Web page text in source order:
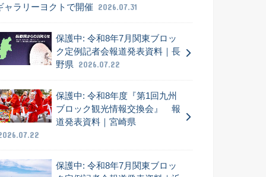
ャラリーヨクトで開催
2026.07.31
保護中: 令和8年7月関東ブロッ
ク定例記者会報道発表資料｜長
野県
2026.07.22
保護中: 令和8年度『第1回九州
ブロック観光情報交換会』 報
道発表資料｜宮崎県
保護中: 令和8年7月関東ブロッ